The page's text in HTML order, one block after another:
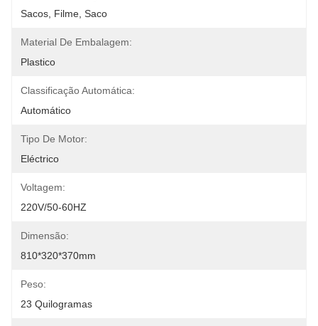
Sacos, Filme, Saco
Material De Embalagem:
Plastico
Classificação Automática:
Automático
Tipo De Motor:
Eléctrico
Voltagem:
220V/50-60HZ
Dimensão:
810*320*370mm
Peso:
23 Quilogramas